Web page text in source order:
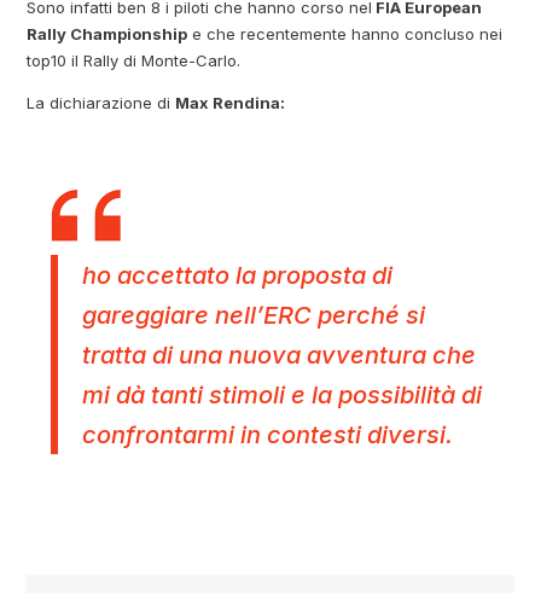
Sono infatti ben 8 i piloti che hanno corso nel FIA European
Rally Championship e che recentemente hanno concluso nei
top10 il Rally di Monte-Carlo.
La dichiarazione di Max Rendina:
ho accettato la proposta di
gareggiare nell’ERC perché si
tratta di una nuova avventura che
mi dà tanti stimoli e la possibilità di
confrontarmi in contesti diversi.